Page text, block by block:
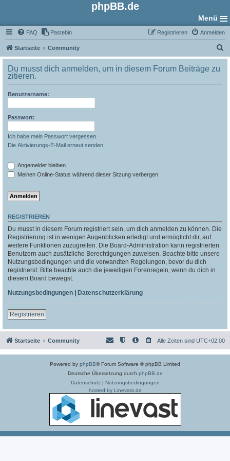
phpBB.de
Menü
FAQ Pastebin Anmelden
Registrieren
Startseite Community
u
Du musst dich anmelden, um in diesem Forum Beiträge zu
zitieren.
Benutzername:
Passwort:
Ich habe mein Passwort vergessen
Die Aktivierungs-E-Mail erneut senden
Angemeldet bleiben
Meinen Online-Status während dieser Sitzung verbergen
REGISTRIEREN
Du musst in diesem Forum registriert sein, um dich anmelden zu können. Die
Registrierung ist in wenigen Augenblicken erledigt und ermöglicht dir, auf
weitere Funktionen zuzugreifen. Die Board-Administration kann registrierten
Benutzern auch zusätzliche Berechtigungen zuweisen. Beachte bitte unsere
Nutzungsbedingungen und die verwandten Regelungen, bevor du dich
registrierst. Bitte beachte auch die jeweiligen Forenregeln, wenn du dich in
diesem Board bewegst.
Nutzungsbedingungen | Datenschutzerklärung
Registrieren
Startseite Community Alle Zeiten sind UTC+02:00
Powered by phpBB® Forum Software © phpBB Limited
Deutsche Übersetzung durch phpBB.de
Datenschutz| Nutzungsbedingungen
hosted by Linevast.de